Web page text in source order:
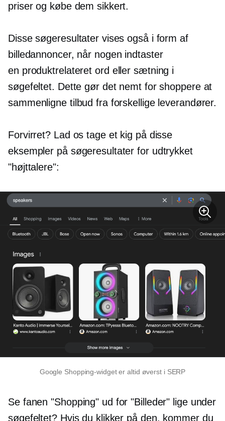
priser og købe dem sikkert.
Disse søgeresultater vises også i form af
billedannoncer, når nogen indtaster
en produktrelateret ord eller sætning i
søgefeltet. Dette gør det nemt for shoppere at
sammenligne tilbud fra forskellige leverandører.
Forvirret? Lad os tage et kig på disse
eksempler på søgeresultater for udtrykket
"højttalere":
Google Shopping-widget er altid øverst i SERP
Se fanen "Shopping" ud for "Billeder" lige under
søgefeltet? Hvis du klikker på den, kommer du